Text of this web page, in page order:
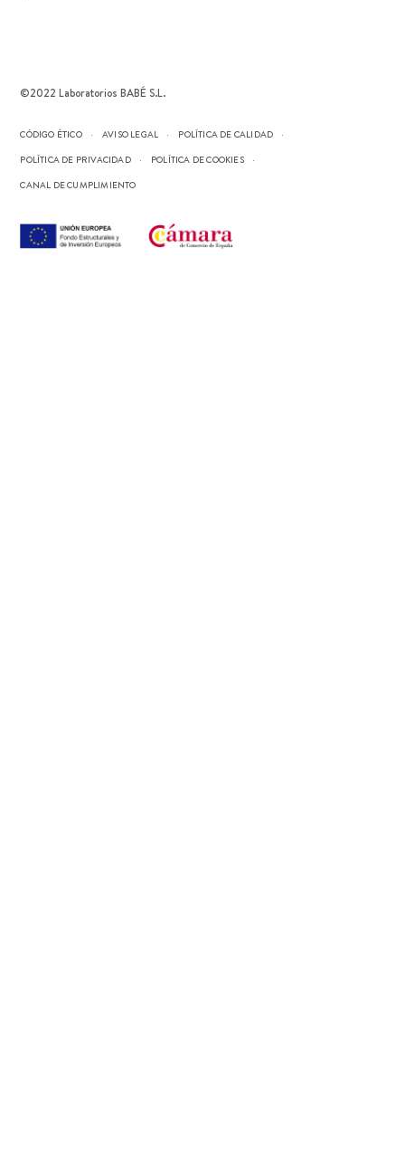
©2022 Laboratorios BABÉ S.L.
CÓDIGO ÉTICO AVISO LEGAL
POLÍTICA DE CALIDAD
POLÍTICA DE PRIVACIDAD
POLÍTICA DE COOKIES
CANAL DE CUMPLIMIENTO